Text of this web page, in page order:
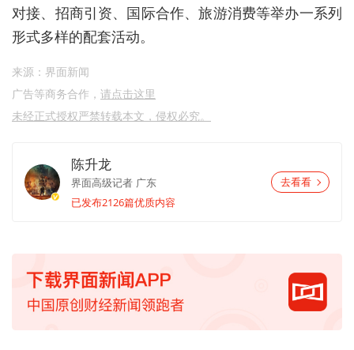
对接、招商引资、国际合作、旅游消费等举办一系列
形式多样的配套活动。
来源：界面新闻
广告等商务合作， 请点击这里
未经正式授权严禁转载本文，侵权必究。
陈升龙
界面高级记者 广东
已发布2126篇优质内容
去看看